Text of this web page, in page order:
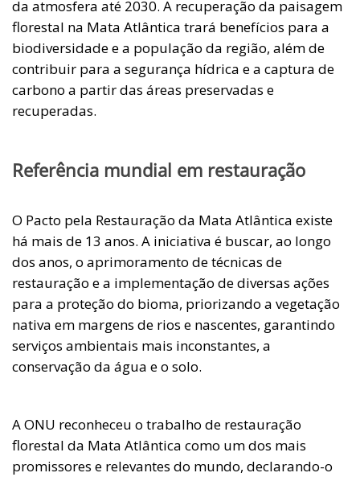
da atmosfera até 2030. A recuperação da paisagem
florestal na Mata Atlântica trará benefícios para a
biodiversidade e a população da região, além de
contribuir para a segurança hídrica e a captura de
carbono a partir das áreas preservadas e
recuperadas.
Referência mundial em restauração
O Pacto pela Restauração da Mata Atlântica existe
há mais de 13 anos. A iniciativa é buscar, ao longo
dos anos, o aprimoramento de técnicas de
restauração e a implementação de diversas ações
para a proteção do bioma, priorizando a vegetação
nativa em margens de rios e nascentes, garantindo
serviços ambientais mais inconstantes, a
conservação da água e o solo.
A ONU reconheceu o trabalho de restauração
florestal da Mata Atlântica como um dos mais
promissores e relevantes do mundo, declarando-o